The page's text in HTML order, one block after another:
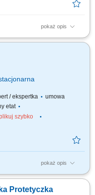
pokaż opis
lekarki dentystki z
diagnoza potrzeb
leczenia,
/ ekspertka
umowa
etat
szybko
pokaż opis
pacjentów
Protetyczka